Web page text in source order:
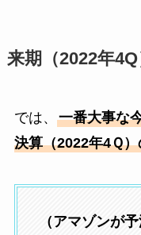
来期（2022年
では、 一番大事な
決算（2022年4Ｑ
（アマゾンが